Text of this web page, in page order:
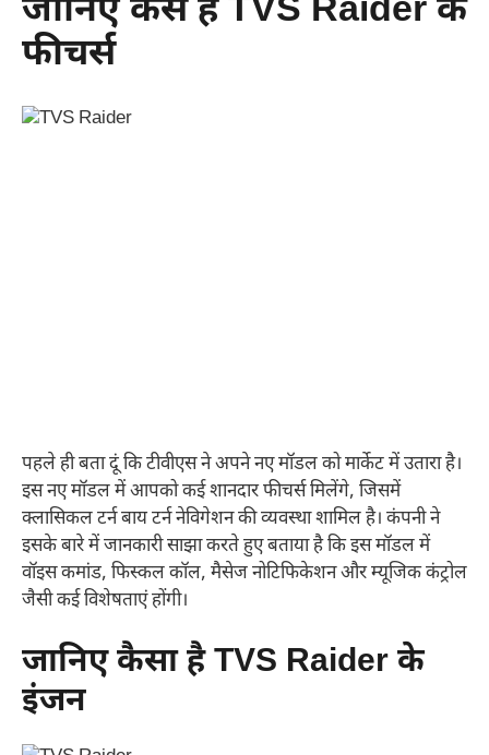
जानिए कैसे है TVS Raider के
फीचर्स
पहले ही बता दूं कि टीवीएस ने अपने नए मॉडल को मार्केट में उतारा है।
इस नए मॉडल में आपको कई शानदार फीचर्स मिलेंगे, जिसमें
क्लासिकल टर्न बाय टर्न नेविगेशन की व्यवस्था शामिल है। कंपनी ने
इसके बारे में जानकारी साझा करते हुए बताया है कि इस मॉडल में
वॉइस कमांड, फिस्कल कॉल, मैसेज नोटिफिकेशन और म्यूजिक कंट्रोल
जैसी कई विशेषताएं होंगी।
जानिए कैसा है TVS Raider के
इंजन